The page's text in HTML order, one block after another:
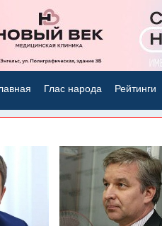
Глас народа Рейтинги